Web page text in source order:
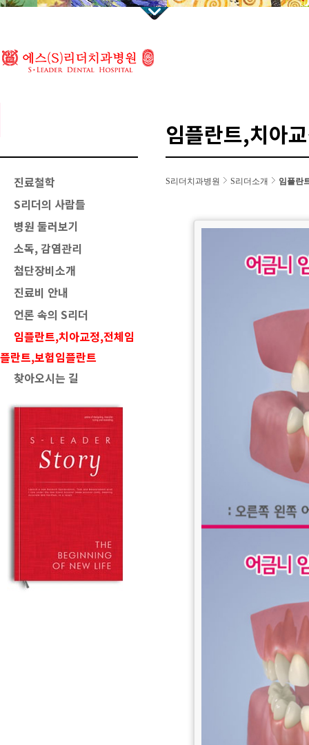
진료철학
S리더의 사람들
병원 둘러보기
소독, 감염관리
첨단장비소개
진료비 안내
언론 속의 S리더
임플란트,치아교정,전체임
플란트,보험임플란트
찾아오시는 길
임플란트,치아
S리더치과병원 S리더소개 임플란